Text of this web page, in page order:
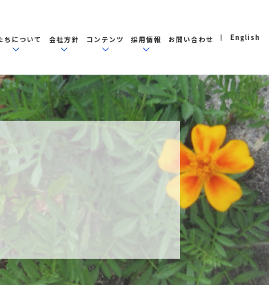
ちについて 会社方針 コンテンツ 採用情報 お問い合わせ English